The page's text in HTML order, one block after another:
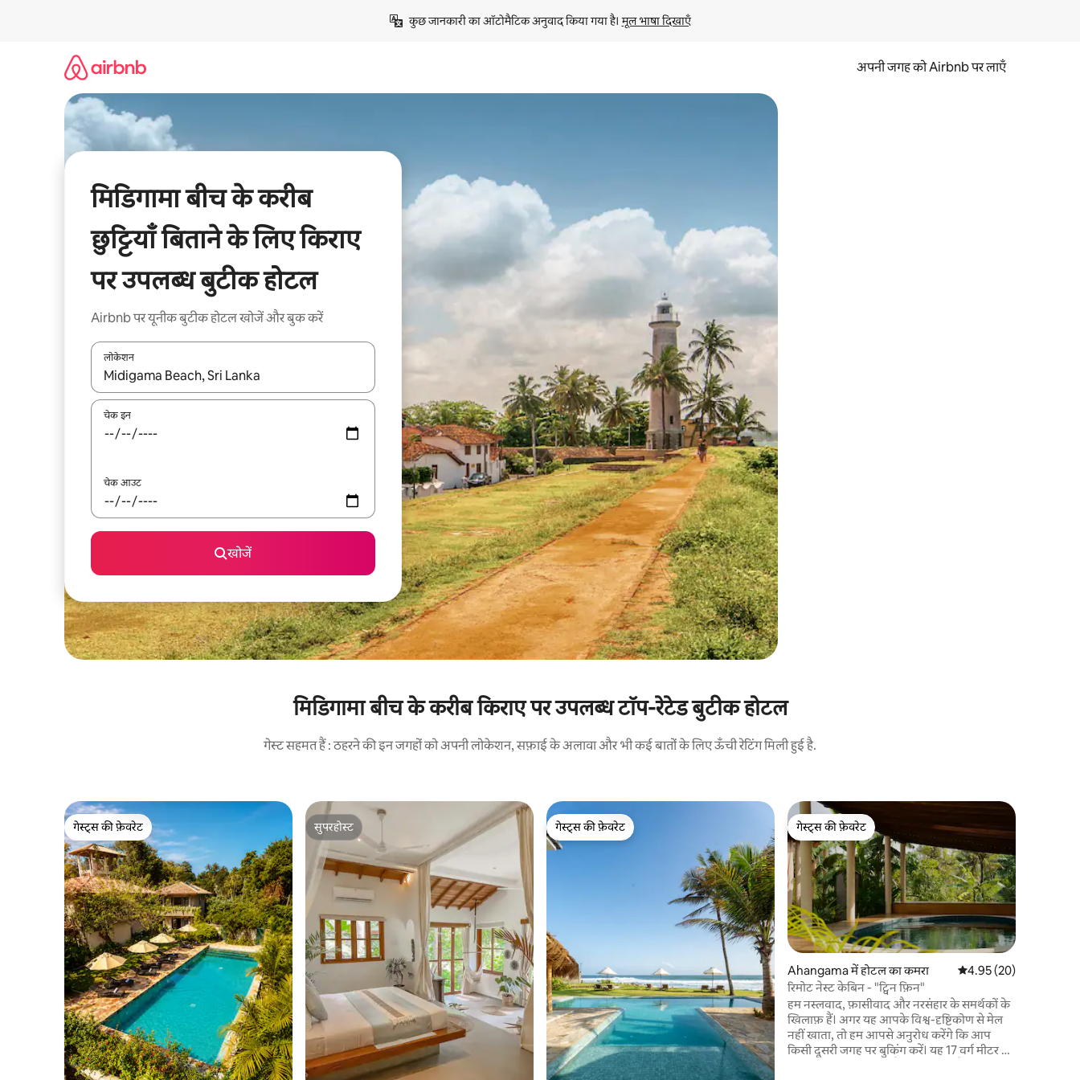
कुछ जानकारी का ऑटोमैटिक अनुवाद किया गया है। मूल भाषा दिखाएँ
अपनी जगह को Airbnb पर लाएँ
मिडिगामा बीच के करीब
छुट्टियाँ बिताने के लिए किराए
पर उपलब्ध बुटीक होटल
Airbnb पर यूनीक बुटीक होटल खोजें और बुक करें
लोकेशन
नतीजों के उपलब्ध होने पर, अप और डाउन 'ऐरो की' का इस्तेमाल करके नेविगेट करें या टच या फिर स्वाइप जेस्चर का इस्तेमाल करके एक्सप्लोर करें।
चेक इन
चेक आउट
खोजें
मिडिगामा बीच के करीब किराए पर उपलब्ध टॉप-रेटेड बुटीक होटल
गेस्ट सहमत हैं : ठहरने की इन जगहों को अपनी लोकेशन, सफ़ाई के अलावा और भी कई बातों के लिए ऊँची रेटिंग मिली हुई है.
गेस्ट्स की फ़ेवरेट
गेस्ट्स की फ़ेवरेट
सुपरहोस्ट
सुपरहोस्ट
गेस्ट्स की फ़ेवरेट
गेस्ट्स की फ़ेवरेट
गेस्ट्स की फ़ेवरेट
गेस्ट्स की फ़ेवरेट
Ahangama में होटल का कमरा औसत रेटिंग 5 में से 4.95,
4.95 (20)
रिमोट नेस्ट केबिन - "ट्विन फ़िन"
हम नस्लवाद, फ़ासीवाद और नरसंहार के समर्थकों के
खिलाफ़ हैं। अगर यह आपके विश्व-दृष्टिकोण से मेल
नहीं खाता, तो हम आपसे अनुरोध करेंगे कि आप
किसी दूसरी जगह पर बुकिंग करें। यह 17 वर्ग मीटर का